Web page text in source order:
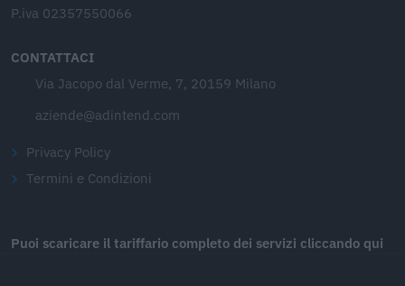
P.iva 02357550066
CONTATTACI
Via Jacopo dal Verme, 7, 20159 Milano
aziende@adintend.com
Privacy Policy
Termini e Condizioni
Puoi scaricare il tariffario completo dei servizi cliccando qui